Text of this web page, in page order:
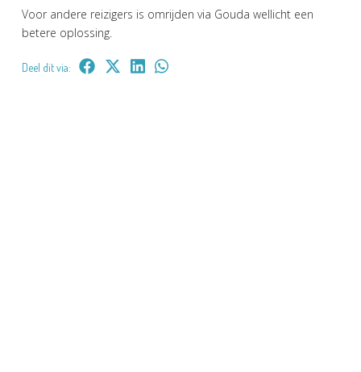
Voor andere reizigers is omrijden via Gouda wellicht een
betere oplossing.
Deel dit via: